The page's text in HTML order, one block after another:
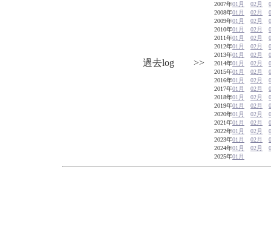
過去log >>
2007年01月 02月
2008年01月 02月
2009年01月 02月
2010年01月 02月
2011年01月 02月
2012年01月 02月
2013年01月 02月
2014年01月 02月
2015年01月 02月
2016年01月 02月
2017年01月 02月
2018年01月 02月
2019年01月 02月
2020年01月 02月
2021年01月 02月
2022年01月 02月
2023年01月 02月
2024年01月 02月
2025年01月